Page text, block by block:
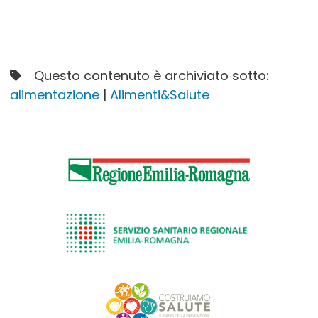
Questo contenuto è archiviato sotto:
alimentazione| Alimenti&Salute